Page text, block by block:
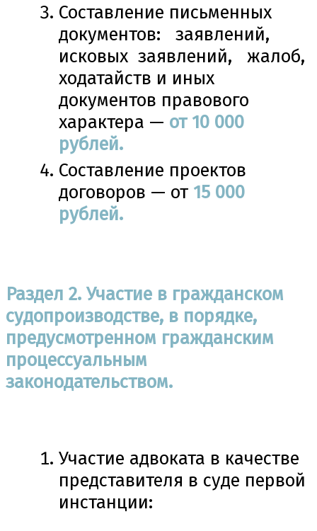
Составление письменных
документов: заявлений,
исковых заявлений, жалоб,
ходатайств и иных
документов правового
характера — от 10 000
рублей.
Составление проектов
договоров — от 15 000
рублей.
Раздел 2. Участие в гражданском
судопроизводстве, в порядке,
предусмотренном гражданским
процессуальным
законодательством.
Участие адвоката в качестве
представителя в суде первой
инстанции: